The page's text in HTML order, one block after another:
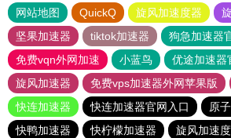
网站地图 QuickQ 旋风加速度器
坚果加速器
tiktok加速器
狗急加速器
免费vqn外网加速
小蓝鸟 优途加速器
旋风加速器
免费vps加速器外网苹果版
快连加速器
快连加速器官网入口
原
快鸭加速器
快柠檬加速器 旋风加速